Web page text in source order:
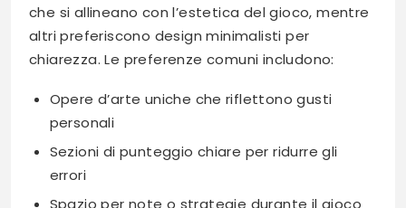
che si allineano con l’estetica del gioco, mentre
altri preferiscono design minimalisti per
chiarezza. Le preferenze comuni includono:
Opere d’arte uniche che riflettono gusti
personali
Sezioni di punteggio chiare per ridurre gli
errori
Spazio per note o strategie durante il gioco